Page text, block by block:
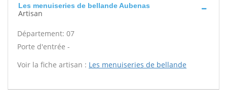
Les menuiseries de bellande Aubenas
Artisan
Département: 07
Porte d'entrée -
Voir la fiche artisan : Les menuiseries de bellande